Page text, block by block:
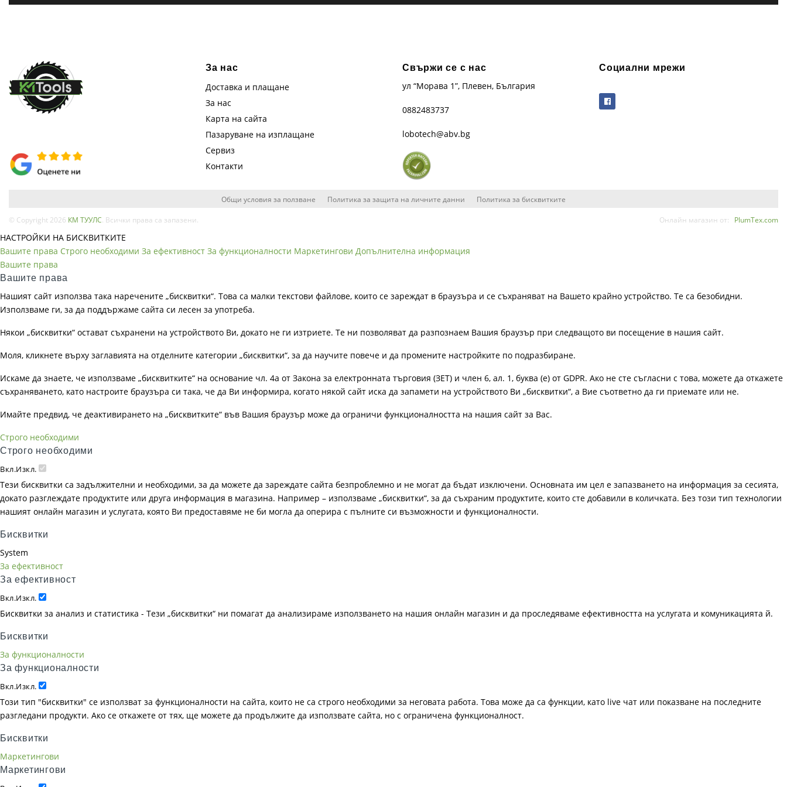
За нас
Доставка и плащане
За нас
Карта на сайта
Пазаруване на изплащане
Сервиз
Контакти
Свържи се с нас
ул “Морава 1”, Плевен, България
0882483737
lobotech@abv.bg
Социални мрежи
Общи условия за ползване Политика за защита на личните данни Политика за бисквитките
© Copyright 2026 КМ ТУУЛС . Всички права са запазени. Онлайн магазин от: PlumTex.com
НАСТРОЙКИ НА БИСКВИТКИТЕ
Вашите права Строго необходими За ефективност За функционалности Маркетингови Допълнителна информация
Вашите права
Вашите права
Нашият сайт използва така наречените „бисквитки“. Това са малки текстови файлове, които се зареждат в браузъра и се съхраняват на Вашето крайно устройство. Те са безобидни.
Използваме ги, за да поддържаме сайта си лесен за употреба.
Някои „бисквитки“ остават съхранени на устройството Ви, докато не ги изтриете. Те ни позволяват да разпознаем Вашия браузър при следващото ви посещение в нашия сайт.
Моля, кликнете върху заглавията на отделните категории „бисквитки“, за да научите повече и да промените настройките по подразбиране.
Искаме да знаете, че използваме „бисквитките“ на основание чл. 4а от Закона за електронната търговия (ЗЕТ) и член 6, ал. 1, буква (е) от GDPR. Ако не сте съгласни с това, можете да откажете
съхраняването, като настроите браузъра си така, че да Ви информира, когато някой сайт иска да запамети на устройството Ви „бисквитки“, а Вие съответно да ги приемате или не.
Имайте предвид, че деактивирането на „бисквитките“ във Вашия браузър може да ограничи функционалността на нашия сайт за Вас.
Строго необходими
Строго необходими
Вкл.Изкл.
Тези бисквитки са задължителни и необходими, за да можете да зареждате сайта безпроблемно и не могат да бъдат изключени. Основната им цел е запазването на информация за сесията,
докато разглеждате продуктите или друга информация в магазина. Например – използваме „бисквитки“, за да съхраним продуктите, които сте добавили в количката. Без този тип технологии
нашият онлайн магазин и услугата, която Ви предоставяме не би могла да оперира с пълните си възможности и функционалности.
Бисквитки
System
За ефективност
За ефективност
Вкл.Изкл.
Бисквитки за анализ и статистика - Тези „бисквитки“ ни помагат да анализираме използването на нашия онлайн магазин и да проследяваме ефективността на услугата и комуникацията й.
Бисквитки
За функционалности
За функционалности
Вкл.Изкл.
Този тип "бисквитки" се използват за функционалности на сайта, които не са строго необходими за неговата работа. Това може да са функции, като live чат или показване на последните
разгледани продукти. Ако се откажете от тях, ще можете да продължите да използвате сайта, но с ограничена функционалност.
Бисквитки
Маркетингови
Маркетингови